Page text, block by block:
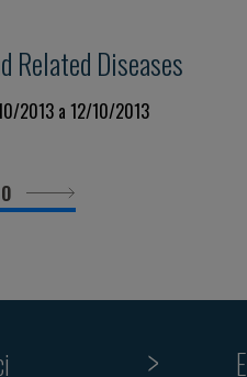
Related Diseases
2013 a 12/10/2013